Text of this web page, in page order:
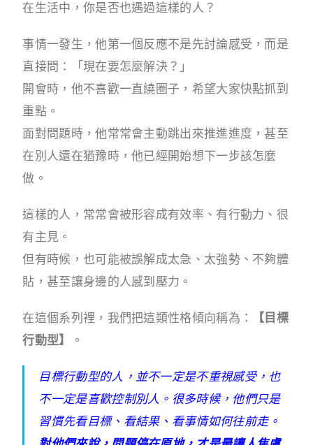
在生活中，你是否也遇過這樣的人？
事情一發生，他第一個反應不是先討論感受，而是
直接問：「現在要怎麼解決？」
開會時，他不喜歡一直繞圈子，希望大家快點抓到
重點。
面對問題時，他常常會主動跳出來推進進度，甚至
在別人還在猶豫時，他已經開始想下一步該怎麼
做。
這樣的人，常常會被形容成有效率、有行動力、很
有主見。
但有時候，也可能被誤解成太急、太強勢、不夠體
貼，甚至讓身邊的人感到壓力。
在這個系列裡，我們把這類性格傾向稱為：
【目標
行動型】
。
目標行動型的人，並不一定是不重視感受，也
不一定是喜歡控制別人。很多時候，他們只是
習慣先看目標、看結果、看事情如何往前走。